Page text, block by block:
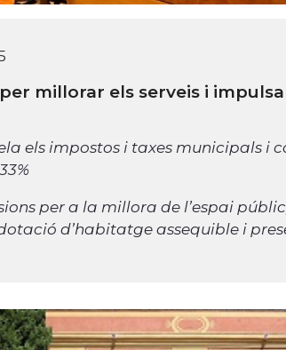
millorar els serveis i
els impostos i taxes municipals i
per a la millora de l’espai
d’habitatge assequible i